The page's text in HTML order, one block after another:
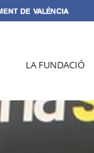
LA FUNDACIÓ